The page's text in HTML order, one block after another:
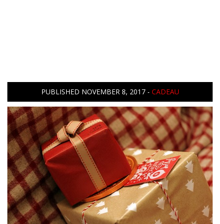
PUBLISHED NOVEMBER 8, 2017- CADEAU